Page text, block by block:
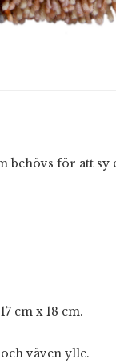
behövs för att sy
cm x 18 cm.
väven ylle.